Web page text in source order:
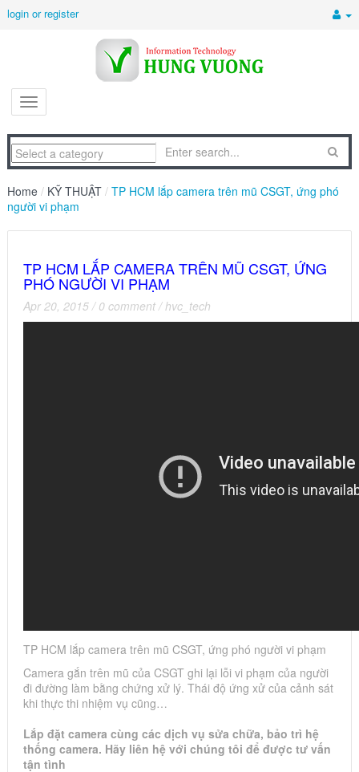
login or register
Home / KỸ THUẬT / TP HCM lắp camera trên mũ CSGT, ứng phó
người vi phạm
TP HCM LẮP CAMERA TRÊN MŨ CSGT, ỨNG
PHÓ NGƯỜI VI PHẠM
Apr 20, 2015 / 0 comment /hvc_tech
TP HCM lắp camera trên mũ CSGT, ứng phó người vi phạm
Camera gắn trên mũ của CSGT ghi lại lỗi vi phạm của người
đi đường làm bằng chứng xử lý. Thái độ ứng xử của cảnh sát
khi thực thi nhiệm vụ cũng…
Lắp đặt camera cùng các dịch vụ sửa chữa, bảo trì hệ
thống camera. Hãy liên hệ với chúng tôi để được tư vấn
tận tình